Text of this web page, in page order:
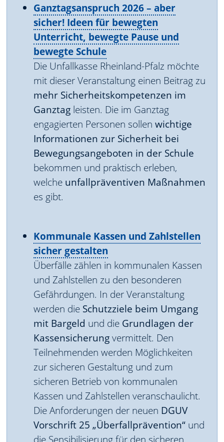
Ganztagsanspruch 2026 – aber
sicher! Ideen für bewegten
Unterricht, bewegte Pause und
bewegte Schule
Die Unfallkasse Rheinland-Pfalz möchte
mit dieser Veranstaltung einen Beitrag zu
mehr Sicherheitskompetenzen im
Ganztagleisten. Die im Ganztag
engagierten Personen sollen wichtige
Informationen zur Sicherheit bei
Bewegungsangeboten in der Schule
bekommen und praktisch erleben,
welche unfallpräventiven Maßnahmen
es gibt.
Kommunale Kassen und Zahlstellen
sicher gestalten
Überfälle zählen in kommunalen Kassen
und Zahlstellen zu den besonderen
Gefährdungen. In der Veranstaltung
werden die Schutzziele beim Umgang
mit Bargeld und die Grundlagen der
Kassensicherungvermittelt. Den
Teilnehmenden werden Möglichkeiten
zur sicheren Gestaltung und zum
sicheren Betrieb von kommunalen
Kassen und Zahlstellen veranschaulicht.
Die Anforderungen der neuen DGUV
Vorschrift 25 „Überfallprävention“und
die Sensibilisierung für den sicheren